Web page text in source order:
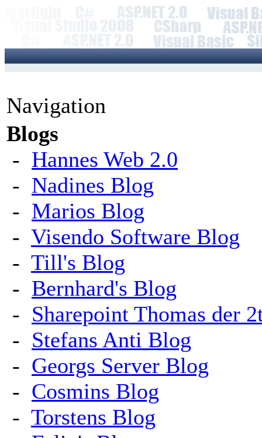
Navigation
Blogs
- Hannes Web 2.0
- Nadines Blog
- Marios Blog
- Visendo Software Blog
- Till's Blog
- Bernhard's Blog
- Sharepoint Thomas der
- Stefans Anti Blog
- Georgs Server Blog
- Cosmins Blog
- Torstens Blog